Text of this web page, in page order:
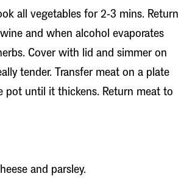
all vegetables for 2-3 mins. Return
and when alcohol evaporates
Cover with lid and simmer on
tender. Transfer meat on a plate
pot until it thickens. Return meat to
and parsley.